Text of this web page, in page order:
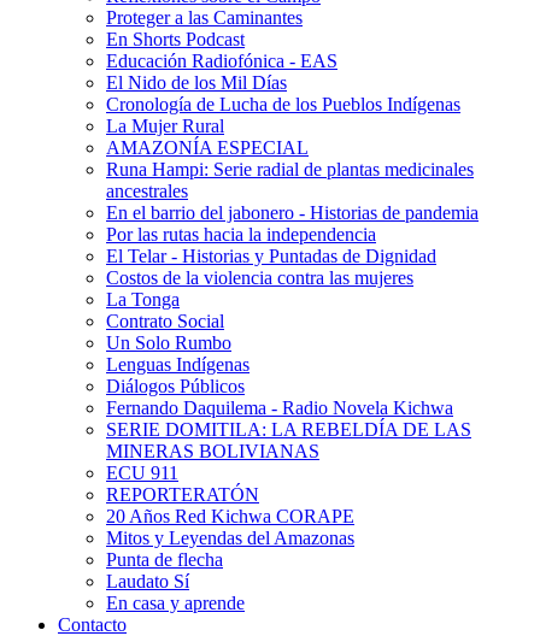
Proteger a las Caminantes
En Shorts Podcast
Educación Radiofónica - EAS
El Nido de los Mil Días
Cronología de Lucha de los Pueblos Indígenas
La Mujer Rural
AMAZONÍA ESPECIAL
Runa Hampi: Serie radial de plantas medicinales
ancestrales
En el barrio del jabonero - Historias de pandemia
Por las rutas hacia la independencia
El Telar - Historias y Puntadas de Dignidad
Costos de la violencia contra las mujeres
La Tonga
Contrato Social
Un Solo Rumbo
Lenguas Indígenas
Diálogos Públicos
Fernando Daquilema - Radio Novela Kichwa
SERIE DOMITILA: LA REBELDÍA DE LAS
MINERAS BOLIVIANAS
ECU 911
REPORTERATÓN
20 Años Red Kichwa CORAPE
Mitos y Leyendas del Amazonas
Punta de flecha
Laudato Sí
En casa y aprende
Contacto